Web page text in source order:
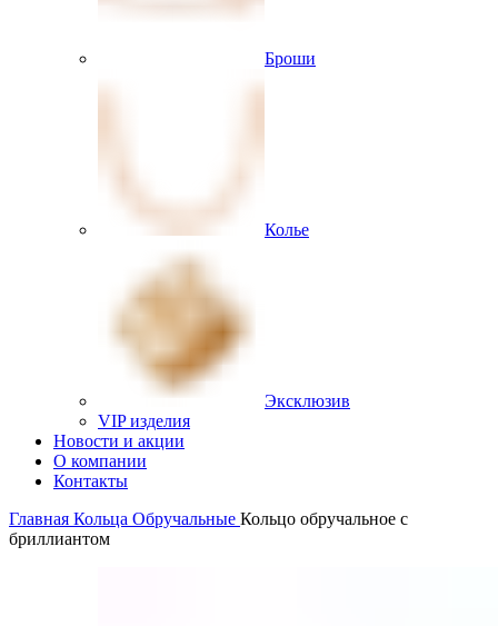
Броши
Колье
Эксклюзив
VIP изделия
Новости и акции
О компании
Контакты
Главная Кольца Обручальные Кольцо обручальное с
бриллиантом